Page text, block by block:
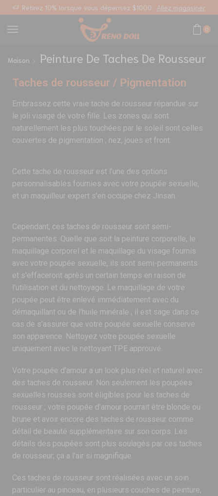
Retirez 10% lorsque vous dépensez $1000 Allez magasiner
0
Maison Peinture De Taches De Rousseur
Taches de rousseur / Pigmentation
Embrassez cette vraie tache de rousseur répandue sur
le joli visage de votre fille. Les zones qui sont
naturellement les plus touchées par le soleil sont celles
couvertes de pigmentation ; nez, joues et front.
Cette tache de rousseur est l'une des options
personnalisables fournies avec votre poupée sexuelle,
et un maquilleur expert s'en occupe chez Jinsan.
Cependant, ces taches de rousseur sont semi-
permanentes. Quelle que soit la peinture corporelle, le
maquillage corporel et le maquillage du visage fournis
avec votre poupée sexuelle, ils sont semi-permanents
et s'effaceront après un certain temps en raison de
l'utilisation et du nettoyage. Le maquillage de votre
poupée peut être enlevé immédiatement avec du
démaquillant ou de l'huile minérale ; il est sage dans ce
cas de s'assurer que votre poupée sexuelle conserve
son apparence. Nettoyez votre poupée sexuelle
uniquement avec le nettoyant TPE approuvé.
Votre poupée d'amour a un look plus réel et naturel avec
des taches de rousseur. Non seulement les poupées
sexuelles rousses sont éligibles pour les taches de
rousseur ; votre poupée d'amour pourrait être blonde ou
brune et avoir encore des taches de rousseur comme
détail de beauté supplémentaire sur son corps. Les
détails des poupées sont plus soulagés par ces taches
de rousseur; ça a l'air si magnifique.
Ces taches de rousseur sont réalisées avec un soin
particulier au pinceau, en plusieurs couches de peinture,